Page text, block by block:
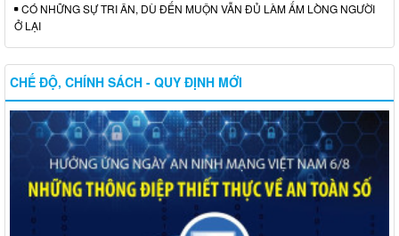
CÓ NHỮNG SỰ TRI ÂN, DÙ ĐẾN MUỘN VẪN ĐỦ LÀM ẤM LÒNG NGƯỜI
Ở LẠI
CHẾ ĐỘ, CHÍNH SÁCH - QUY ĐỊNH MỚI